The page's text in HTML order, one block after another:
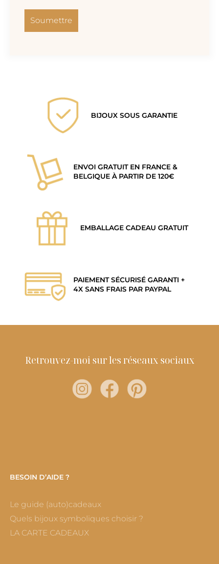
BIJOUX SOUS GARANTIE
ENVOI GRATUIT EN FRANCE &
BELGIQUE À PARTIR DE 120€
EMBALLAGE CADEAU GRATUIT
PAIEMENT SÉCURISÉ GARANTI +
4X SANS FRAIS PAR PAYPAL
Retrouvez-moi sur les réseaux sociaux
BESOIN D’AIDE ?
Le guide (auto)cadeaux
Quels bijoux symboliques choisir ?
LA CARTE CADEAUX